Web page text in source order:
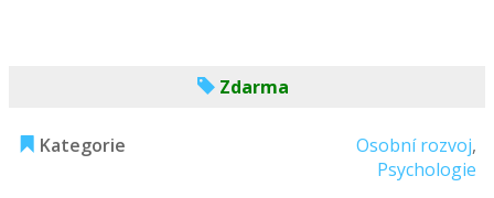
Zdarma
Kategorie Osobní rozvoj,
Psychologie